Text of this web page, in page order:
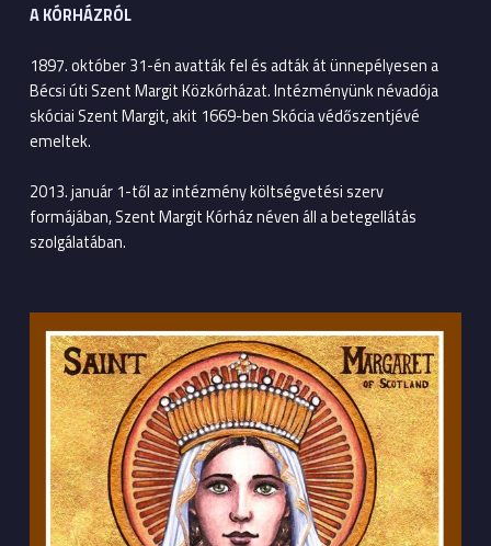
A KÓRHÁZRÓL
1897. október 31-én avatták fel és adták át ünnepélyesen a
Bécsi úti Szent Margit Közkórházat. Intézményünk névadója
skóciai Szent Margit, akit 1669-ben Skócia védőszentjévé
emeltek.
2013. január 1-től az intézmény költségvetési szerv
formájában, Szent Margit Kórház néven áll a betegellátás
szolgálatában.